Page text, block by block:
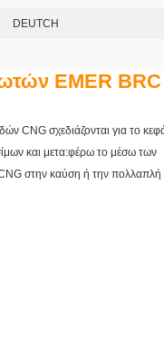
DEUTCH
EMER BRC
CNG σχεδιάζονται για το
και μετα:φέρω το μέσω των
στην καύση ή την πολλαπλή